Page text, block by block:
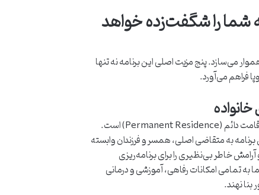
شما را شگفت‌زده خواهد
می‌سازد. پنج مزیت اصلی این برنامه نه تنها
فراهم می‌آورد.
یکی از برجسته‌ترین و ارزشمندترین مزایای ویزای استارتاپ کانادا، امکان دریافت مستقیم اقامت دائم (Permanent Residence) است.
به متقاضی اصلی، همسر و فرزندان وابسته
و آرامش خاطر بی‌نظیری را برای برنامه‌ریزی
به تمامی امکانات رفاهی، آموزشی و درمانی
بنا نهند.